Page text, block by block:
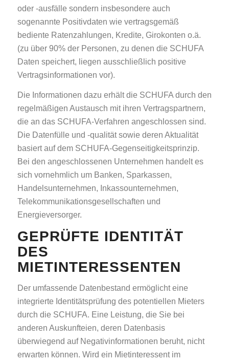
oder -ausfälle sondern insbesondere auch
sogenannte Positivdaten wie vertragsgemäß
bediente Ratenzahlungen, Kredite, Girokonten o.ä.
(zu über 90% der Personen, zu denen die SCHUFA
Daten speichert, liegen ausschließlich positive
Vertragsinformationen vor).
Die Informationen dazu erhält die SCHUFA durch den
regelmäßigen Austausch mit ihren Vertragspartnern,
die an das SCHUFA-Verfahren angeschlossen sind.
Die Datenfülle und -qualität sowie deren Aktualität
basiert auf dem SCHUFA-Gegenseitigkeitsprinzip.
Bei den angeschlossenen Unternehmen handelt es
sich vornehmlich um Banken, Sparkassen,
Handelsunternehmen, Inkassounternehmen,
Telekommunikationsgesellschaften und
Energieversorger.
GEPRÜFTE IDENTITÄT
DES
MIETINTERESSENTEN
Der umfassende Datenbestand ermöglicht eine
integrierte Identitätsprüfung des potentiellen Mieters
durch die SCHUFA. Eine Leistung, die Sie bei
anderen Auskunfteien, deren Datenbasis
überwiegend auf Negativinformationen beruht, nicht
erwarten können. Wird ein Mietinteressent im